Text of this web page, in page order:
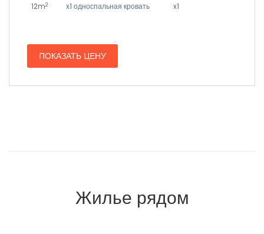
12m2 x1 односпальная кровать x1
ПОКАЗАТЬ ЦЕНУ
Жилье рядом